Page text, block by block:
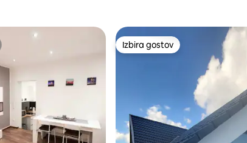
Izbira gostov
Izbira gostov